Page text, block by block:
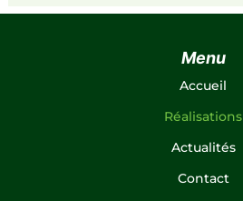
Menu
Accueil
Réalisations
Actualités
Contact